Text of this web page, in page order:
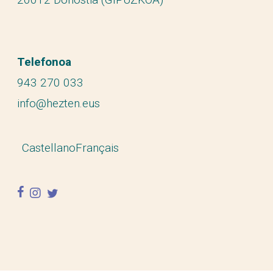
Telefonoa
943 270 033
info@hezten.eus
CastellanoFrançais
facebook
instagram
twitter